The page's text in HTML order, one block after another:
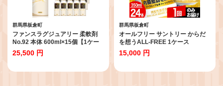
群馬県板倉町
ファンスラグジュアリー 柔軟剤
No.92 本体 600ml×15個【1ケー
ス】 FUNS Luxury [洗濯用 柔軟
剤 香り ファンスラグジュアリー
25,500 円
群馬県板倉町
オールフリー サントリー からだ
を想うALL-FREE 1ケース
(350ml×24本入り)飲料類 炭酸飲
料 内臓脂肪 ビール工場 ノンアル
ル ノンアルコールビール All Free
15,000 円